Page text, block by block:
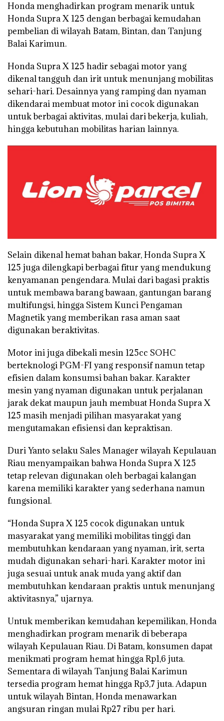
Honda menghadirkan program menarik untuk
Honda Supra X 125 dengan berbagai kemudahan
pembelian di wilayah Batam, Bintan, dan Tanjung
Balai Karimun.
Honda Supra X 125 hadir sebagai motor yang
dikenal tangguh dan irit untuk menunjang mobilitas
sehari-hari. Desainnya yang ramping dan nyaman
dikendarai membuat motor ini cocok digunakan
untuk berbagai aktivitas, mulai dari bekerja, kuliah,
hingga kebutuhan mobilitas harian lainnya.
Selain dikenal hemat bahan bakar, Honda Supra X
125 juga dilengkapi berbagai fitur yang mendukung
kenyamanan pengendara. Mulai dari bagasi praktis
untuk membawa barang bawaan, gantungan barang
multifungsi, hingga Sistem Kunci Pengaman
Magnetik yang memberikan rasa aman saat
digunakan beraktivitas.
Motor ini juga dibekali mesin 125cc SOHC
berteknologi PGM-FI yang responsif namun tetap
efisien dalam konsumsi bahan bakar. Karakter
mesin yang nyaman digunakan untuk perjalanan
jarak dekat maupun jauh membuat Honda Supra X
125 masih menjadi pilihan masyarakat yang
mengutamakan efisiensi dan kepraktisan.
Duri Yanto selaku Sales Manager wilayah Kepulauan
Riau menyampaikan bahwa Honda Supra X 125
tetap relevan digunakan oleh berbagai kalangan
karena memiliki karakter yang sederhana namun
fungsional.
“Honda Supra X 125 cocok digunakan untuk
masyarakat yang memiliki mobilitas tinggi dan
membutuhkan kendaraan yang nyaman, irit, serta
mudah digunakan sehari-hari. Karakter motor ini
juga sesuai untuk anak muda yang aktif dan
membutuhkan kendaraan praktis untuk menunjang
aktivitasnya,” ujarnya.
Untuk memberikan kemudahan kepemilikan, Honda
menghadirkan program menarik di beberapa
wilayah Kepulauan Riau. Di Batam, konsumen dapat
menikmati program hemat hingga Rp1,6 juta.
Sementara di wilayah Tanjung Balai Karimun
tersedia program hemat hingga Rp3,7 juta. Adapun
untuk wilayah Bintan, Honda menawarkan
angsuran ringan mulai Rp27 ribu per hari.